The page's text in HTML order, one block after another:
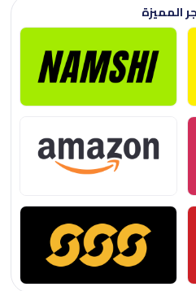
المميزة